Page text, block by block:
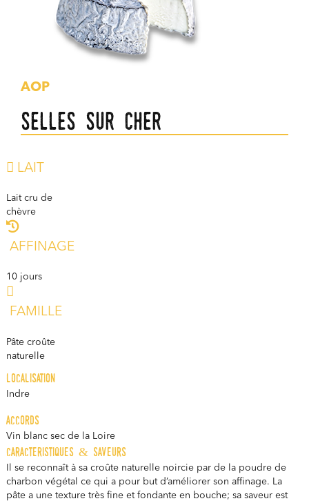
AOP
Selles sur Cher
LAIT
Lait cru de
chèvre
AFFINAGE
10 jours
FAMILLE
Pâte croûte
naturelle
localisation
Indre
accords
Vin blanc sec de la Loire
caracteristiques & saveurs
Il se reconnaît à sa croûte naturelle noircie par de la poudre de
charbon végétal ce qui a pour but d’améliorer son affinage. La
pâte a une texture très fine et fondante en bouche; sa saveur est